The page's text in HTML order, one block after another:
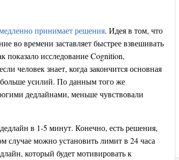
принимает решения. Идея в том, что
во времени заставляет быстрее взвешивать
исследование Cognition,
человек знает, когда закончится основная
усилий. По данным того же
дедлайнами, меньше чувствовали
в 1-5 минут. Конечно, есть решения,
случае можно установить лимит в 24 часа
который будет мотивировать к